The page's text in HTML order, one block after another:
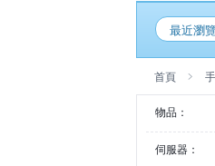
最近瀏
首頁
物品：
伺服器：